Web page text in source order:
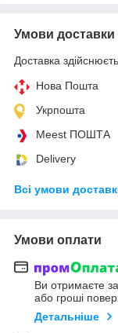
Умови доставки
Доставка
Нова Пошта
Укрпошта
Meest ПОШТА
Delivery
Всі умови
Умови оплати
Ви отримаєте
або гроші
Детальніше